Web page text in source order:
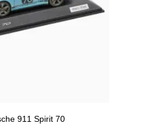
911 Spirit 70